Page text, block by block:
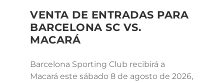
VENTA DE ENTRADAS PARA
BARCELONA SC VS.
MACARÁ
Barcelona Sporting Club recibirá a
Macará este sábado 8 de agosto de 2026,